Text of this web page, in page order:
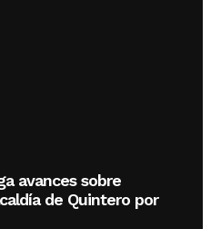
avances sobre
de Quintero por